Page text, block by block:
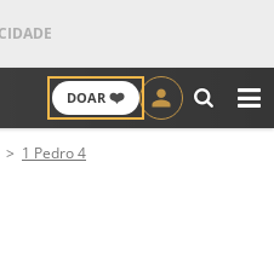
DOAR ❤️
1 Pedro 4